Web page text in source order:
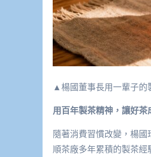
▲楊國董事長用一輩子的
用百年製茶精神，讓好
隨著消費習慣改變，楊
順茶廠多年累積的製茶